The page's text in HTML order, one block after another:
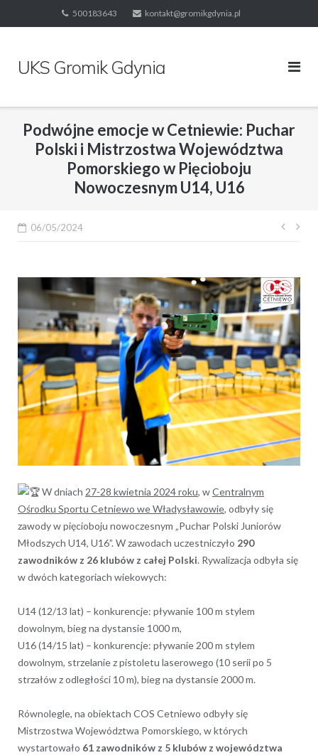
to
500183643 kontakt@gromikgdynia.pl
UKS Gromik Gdynia
Podwójne emocje w Cetniewie: Puchar
Polski i Mistrzostwa Województwa
Pomorskiego w Pięcioboju
Nowoczesnym U14, U16
06/05/2024
W dniach 27-28 kwietnia 2024 roku, wCentralnym
Ośrodku Sportu Cetniewo we Władysławowie, odbyły się
zawody w pięcioboju nowoczesnym „Puchar Polski Juniorów
Młodszych U14, U16”. W zawodach uczestniczyło 290
zawodników z 26 klubów z całej Polski. Rywalizacja odbyła się
w dwóch kategoriach wiekowych:
U14 (12/13 lat) – konkurencje: pływanie 100 m stylem
dowolnym, bieg na dystansie 1000 m,
U16 (14/15 lat) – konkurencje: pływanie 200 m stylem
dowolnym, strzelanie z pistoletu laserowego (10 serii po 5
strzałów z odległości 10 m), bieg na dystansie 2000 m.
Równolegle, na obiektach COS Cetniewo odbyły się
Mistrzostwa Województwa Pomorskiego, w których
wystartowało 61 zawodników z 5 klubów z województwa